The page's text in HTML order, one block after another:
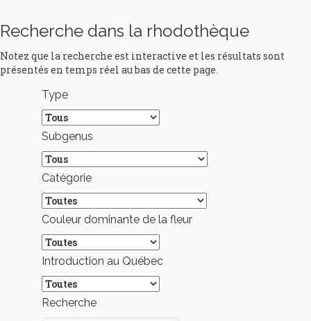
Recherche dans la rhodothèque
Notez que la recherche est interactive et les résultats sont
présentés en temps réel au bas de cette page.
Type
Subgenus
Catégorie
Couleur dominante de la fleur
Introduction au Québec
Recherche